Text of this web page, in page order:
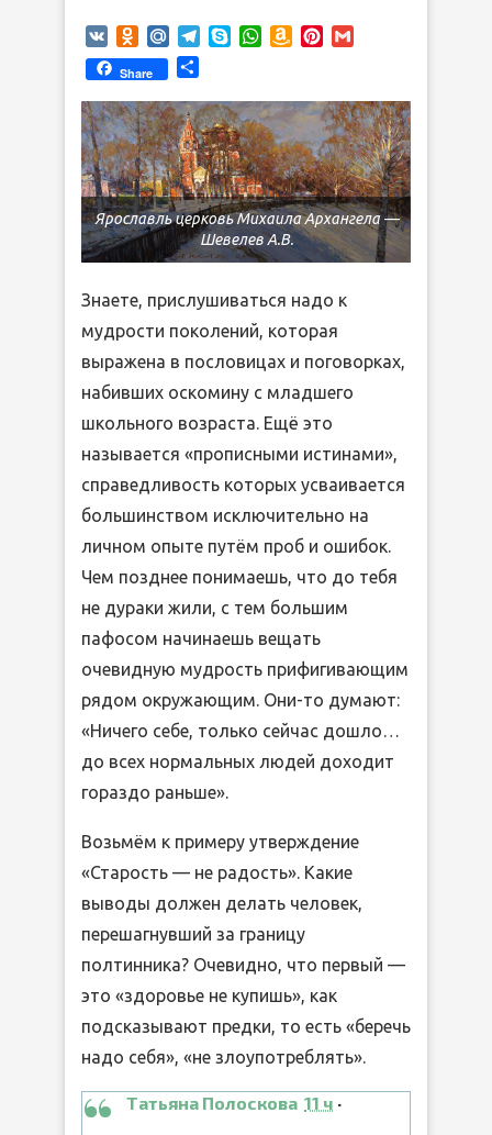
VK Odnoklassniki
Mail.RuTelegram
SkypeWhatsApp
AmazonPinterest
Share
Ярославль церковь Михаила Архангела —
Шевелев А.В.
Знаете, прислушиваться надо к
мудрости поколений, которая
выражена в пословицах и поговорках,
набивших оскомину с младшего
школьного возраста. Ещё это
называется «прописными истинами»,
справедливость которых усваивается
большинством исключительно на
личном опыте путём проб и ошибок.
Чем позднее понимаешь, что до тебя
не дураки жили, с тем большим
пафосом начинаешь вещать
очевидную мудрость прифигивающим
рядом окружающим. Они-то думают:
«Ничего себе, только сейчас дошло…
до всех нормальных людей доходит
гораздо раньше».
Возьмём к примеру утверждение
«Старость — не радость». Какие
выводы должен делать человек,
перешагнувший за границу
полтинника? Очевидно, что первый —
это «здоровье не купишь», как
подсказывают предки, то есть «беречь
надо себя», «не злоупотреблять».
Татьяна Полоскова 11 ч ·